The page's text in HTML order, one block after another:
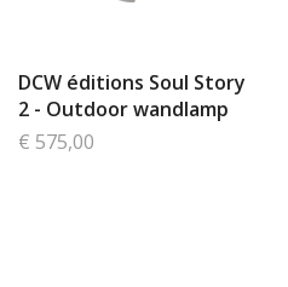
DCW éditions Soul Story
2 - Outdoor wandlamp
€ 575,00